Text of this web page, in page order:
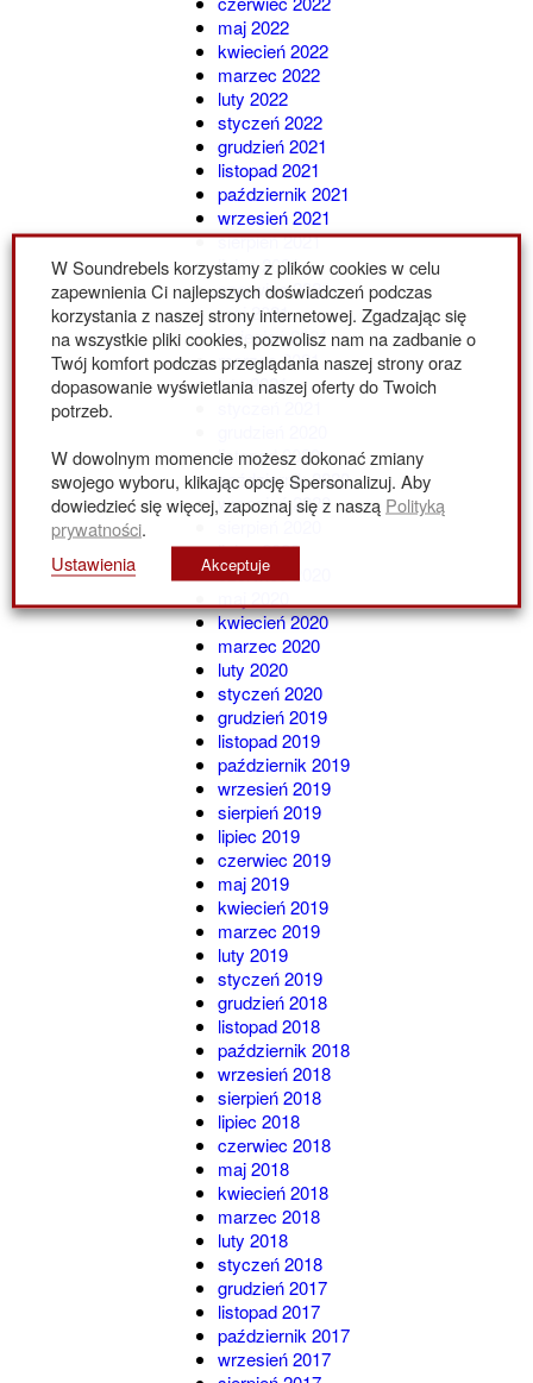
maj 2022
kwiecień 2022
marzec 2022
luty 2022
styczeń 2022
grudzień 2021
listopad 2021
październik 2021
wrzesień 2021
sierpień 2021
lipiec 2021
czerwiec 2021
maj 2021
kwiecień 2021
marzec 2021
luty 2021
listopad 2020
październik 2020
wrzesień 2020
lipiec 2020
czerwiec 2020
kwiecień 2020
marzec 2020
luty 2020
styczeń 2020
grudzień 2019
listopad 2019
październik 2019
wrzesień 2019
sierpień 2019
lipiec 2019
czerwiec 2019
maj 2019
kwiecień 2019
marzec 2019
luty 2019
styczeń 2019
grudzień 2018
listopad 2018
październik 2018
wrzesień 2018
sierpień 2018
lipiec 2018
czerwiec 2018
maj 2018
kwiecień 2018
marzec 2018
luty 2018
styczeń 2018
grudzień 2017
listopad 2017
październik 2017
wrzesień 2017
W Soundrebels korzystamy z plików cookies w celu
zapewnienia Ci najlepszych doświadczeń podczas
korzystania z naszej strony internetowej. Zgadzając się
na wszystkie pliki cookies, pozwolisz nam na zadbanie o
Twój komfort podczas przeglądania naszej strony oraz
dopasowanie wyświetlania naszej oferty do Twoich
potrzeb.
W dowolnym momencie możesz dokonać zmiany
swojego wyboru, klikając opcję Spersonalizuj. Aby
dowiedzieć się więcej, zapoznaj się z naszą Polityką
prywatności
Ustawienia
Akceptuje